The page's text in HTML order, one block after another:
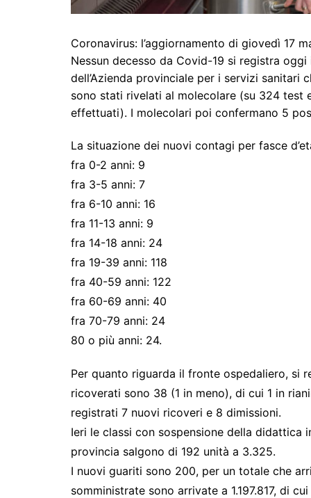
Coronavirus: l’aggiornamento di giovedì 17
Nessun decesso da Covid-19 si registra
dell’Azienda provinciale per i servizi sanitari
sono stati rivelati al molecolare (su 324 test
effettuati). I molecolari poi confermano 5
La situazione dei nuovi contagi per fasce
fra 0-2 anni: 9
fra 3-5 anni: 7
fra 6-10 anni: 16
fra 11-13 anni: 9
fra 14-18 anni: 24
fra 19-39 anni: 118
fra 40-59 anni: 122
fra 60-69 anni: 40
fra 70-79 anni: 24
80 o più anni: 24.
Per quanto riguarda il fronte ospedaliero, si
ricoverati sono 38 (1 in meno), di cui 1 in
registrati 7 nuovi ricoveri e 8 dimissioni.
Ieri le classi con sospensione della didattica
provincia salgono di 192 unità a 3.325.
I nuovi guariti sono 200, per un totale che
somministrate sono arrivate a 1.197.817, di